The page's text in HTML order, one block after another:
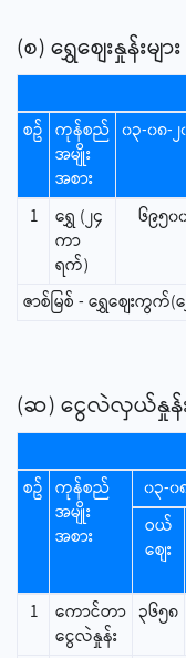
(စ) ရွှေစျေးနှုန်းမျ
စဥ် ကုန်စည်
အမျိုး
အစား
၀၃-၀၈-၂
1
ရွှေ (၂၄
ကာ
ရက်)
၆၉၅၀
ဇာစ်မြစ် - ရွှေစျေးကွ
(ဆ) ငွေလဲလှယ်နှုန်း
စဥ် ကုန်စည်
အမျိုး
အစား
၀၃-၀
ဝယ်
စျေး
1
ကောင်တာ
ငွေလဲနှုန်း
၃၆၅၈